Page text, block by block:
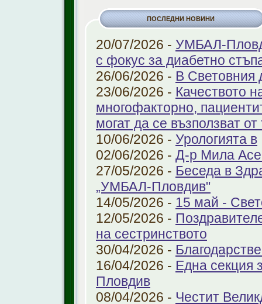
ПОСЛЕДНИ НОВИНИ
20/07/2026 - УМБАЛ-
с фокус за диабетно
26/06/2026 - В Световния
23/06/2026 - Качеството
многофакторно,
могат да се възползват от
10/06/2026 - Урологията в
02/06/2026 - Д-р Мила
27/05/2026 - Беседа в
„УМБАЛ-Пловдив"
14/05/2026 - 15 май -
12/05/2026 -
на сестринството
30/04/2026 -
16/04/2026 - Една секция
Пловдив
08/04/2026 - Честит